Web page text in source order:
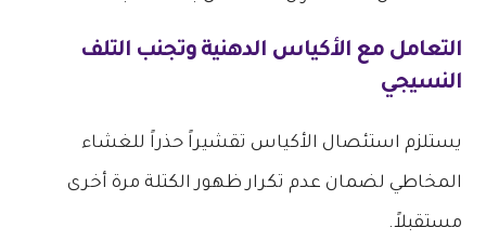
التعامل مع الأكياس الدهنية وتجنب التلف
النسيجي
يستلزم استئصال الأكياس تقشيراً حذراً للغشاء
المخاطي لضمان عدم تكرار ظهور الكتلة مرة أخرى
مستقبلاً.